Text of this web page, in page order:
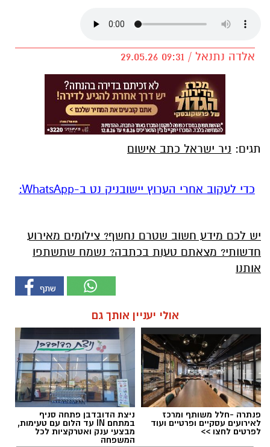
אלדה נתנאל / 09:31 29.05.26
תגים: ניר ישראל כתב אישום
‏כדי לעקוב אחרי הערוץ יישובניק נט ב-WhatsApp:‏‏‏
יש לכם מידע חשוב שטרם נחשף? צילומים מאירוע
חדשותי? מצאתם טעות בכתבה? נשמח שתשתפו
אותנו
אולי יעניין אותך גם
פנתרה -חלל משותף ומרכז
לאירועים עסקיים ופרטיים ועוד
לפרטים לחצו >>
ניצת הדובדבן פתחה סניף
במתחם IN עד הלום עם טעימות,
מבצעי ענק ואטרקציות לכל
המשפחה